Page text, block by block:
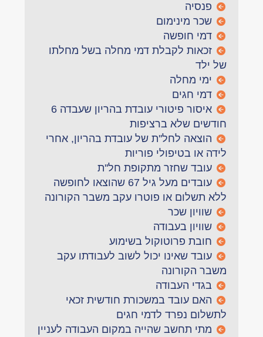
פנסיה
שכר מינימום
דמי חופשה
זכאות לקבלת דמי מחלה בשל מחלתו
של ילד
ימי מחלה
דמי חגים
איסור פיטורי עובדת בהריון שעבדה 6
חודשים שלא ברציפות
הוצאה לחל''ת של עובדת בהריון, אחרי
לידה או בטיפולי פוריות
עובד שחזר מתקופת חל''ת
עובדים מעל גיל 67 שהוצאו לחופשה
ללא תשלום או פוטרו עקב משבר הקורונה
שוויון שכר
שוויון בעבודה
חובת פרוטוקול בשימוע
עובד שאינו יכול לשוב לעבודתו עקב
משבר הקורונה
בגדי העבודה
האם עובד במשכורת חודשית זכאי
לתשלום נפרד לדמי חגים
מתי תחשב שהייה במקום העבודה לעניין